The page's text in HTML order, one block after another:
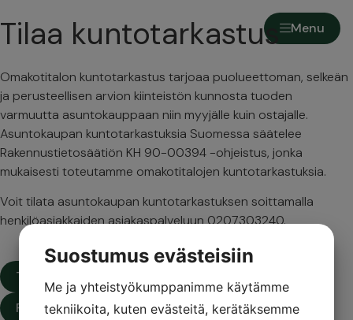
Menu
Tilaa kuntotarkastus
Omakotitalon kuntotarkastus tarjoaa puolueettoman, selkeän
ja perusteellisen arvion kiinteistön kunnosta tuoden
varmuutta asuntokauppaan niin myyjälle kuin ostajalle.
Asuntokaupan kuntotarkastuksia Suomessa säätelee
Rakennustietosäätiön KH 90-00394 -ohjeistus, jonka
mukaisesti toteutamme omakotitalojen kuntotarkastuksia.
Voit tilata asuntokaupan kuntotarkastuksen soittamalla
henkilöasiakkaiden asiakaspalveluun 0207303240.
Tilaa tarkastus
Pyydä tarjous
Suostumus evästeisiin
Me ja yhteistyökumppanimme käytämme
tekniikoita, kuten evästeitä, kerätäksemme